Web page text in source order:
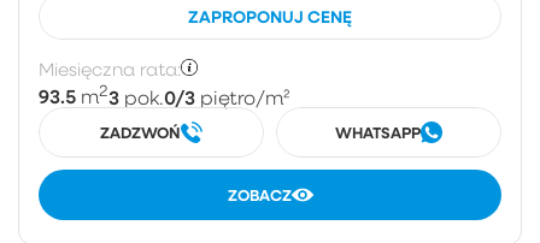
ZAPROPONUJ CENĘ
Miesięczna rata:
93.5 m23 pok.0/3 piętro/m²
ZADZWOŃ WHATSAPP
ZOBACZ